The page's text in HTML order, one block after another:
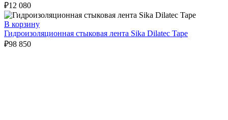
₽12 080
В корзину
Гидроизоляционная стыковая лента Sika Dilatec Tape
₽98 850